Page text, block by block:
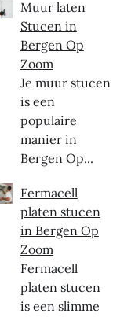
Muur laten
Stucen in
Bergen Op
Zoom
Je muur stucen
is een
populaire
manier in
Bergen Op...
Fermacell
platen stucen
in Bergen Op
Zoom
Fermacell
platen stucen
is een slimme